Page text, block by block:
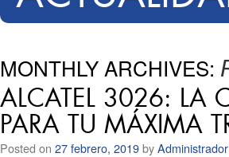
MONTHLY ARCHIVES:
ALCATEL 3026: LA
PARA TU MÁXIMA
Posted on 27 febrero, 2019byAdministrador